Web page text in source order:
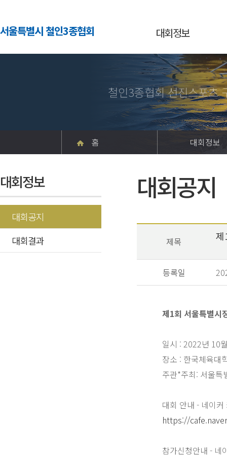
서울특별시 철인3종협회 대회정보
철인3종협회 선진스포츠
홈 대회정보
대회정보
대회공지
대회결과
대회공지
제목 제
등록일
제1회 서울특별
일시 : 2022년 10
장소 : 한국체육대
주관*주최: 서울
대회 안내 - 네이
https://
참가신청안내 - 네